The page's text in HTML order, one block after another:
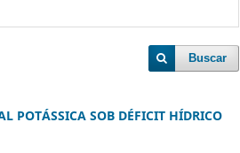
Buscar
POTÁSSICA SOB DÉFICIT HÍDRICO